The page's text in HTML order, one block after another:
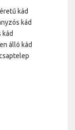
kád
kád
kád
álló kád